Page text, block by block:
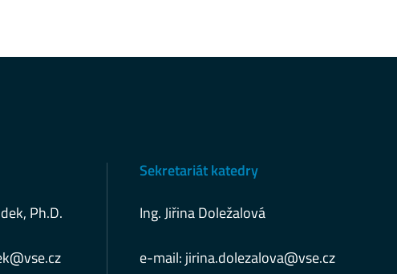
Ph.D.
Sekretariát katedry
Ing. Jiřina Doležalová
e-mail: jirina.dolezalova@vse.cz